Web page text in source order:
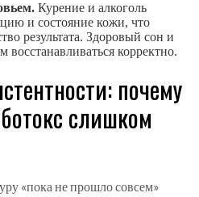
Курение и алкоголь
и состояние кожи, что
результата. Здоровый сон и
корректно.
почему
слишком
«пока не прошло совсем»